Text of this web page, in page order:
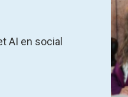
AI en social